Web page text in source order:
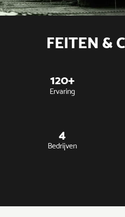
FEITEN &
120+
Ervaring
4
Bedrijven